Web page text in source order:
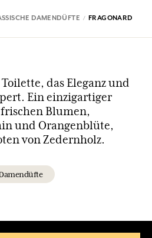
DAMENDÜFTE FRAGONARD
das Eleganz und
Ein einzigartiger
Blumen,
und Orangenblüte,
von Zedernholz.